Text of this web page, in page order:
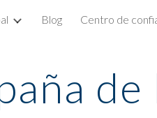
Skip to
Blog Centro de